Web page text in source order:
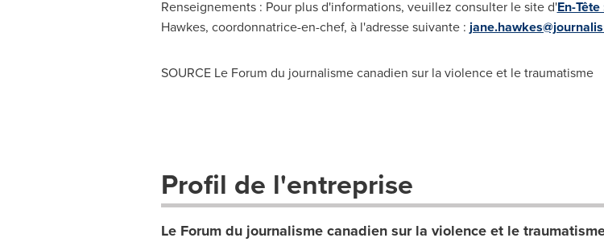
Renseignements : Pour plus d'informations, veuillez consulter le site d'En-
Hawkes, coordonnatrice-en-chef, à l'adresse suivante :
SOURCE Le Forum du journalisme canadien sur la violence et le traumatisme
Profil de l'entreprise
Le Forum du journalisme canadien sur la violence et le